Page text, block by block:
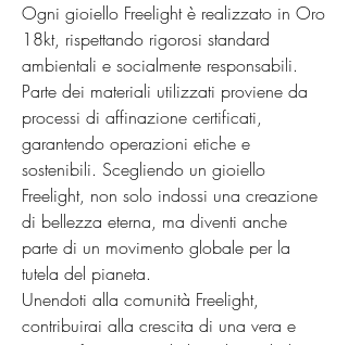
Ogni gioiello Freelight è realizzato in Oro
18kt, rispettando rigorosi standard
ambientali e socialmente responsabili.
Parte dei materiali utilizzati proviene da
processi di affinazione certificati,
garantendo operazioni etiche e
sostenibili. Scegliendo un gioiello
Freelight, non solo indossi una creazione
di bellezza eterna, ma diventi anche
parte di un movimento globale per la
tutela del pianeta.
Unendoti alla comunità Freelight,
contribuirai alla crescita di una vera e